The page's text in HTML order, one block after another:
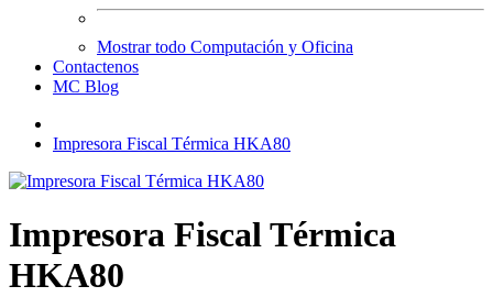
Mostrar todo Computación y Oficina
Contactenos
MC Blog
Impresora Fiscal Térmica HKA80
Impresora Fiscal Térmica
HKA80